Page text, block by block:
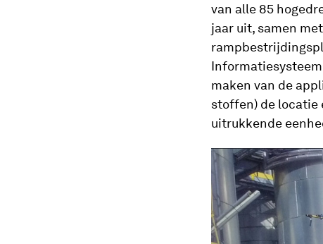
van alle 85
jaar uit, samen
maken van de
stoffen) de locatie
uitrukkende